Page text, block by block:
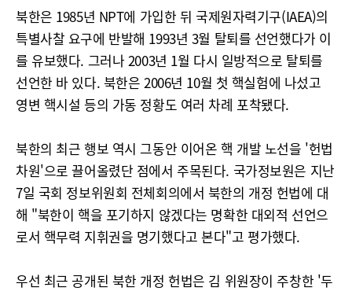
북한은 1985년 NPT에 가입한 뒤 국제원자력기구(IAEA)의
특별사찰 요구에 반발해 1993년 3월 탈퇴를 선언했다가 이
를 유보했다. 그러나 2003년 1월 다시 일방적으로 탈퇴를
선언한 바 있다. 북한은 2006년 10월 첫 핵실험에 나섰고
영변 핵시설 등의 가동 정황도 여러 차례 포착됐다.
북한의 최근 행보 역시 그동안 이어온 핵 개발 노선을 '헌법
차원'으로 끌어올렸단 점에서 주목된다. 국가정보원은 지난
7일 국회 정보위원회 전체회의에서 북한의 개정 헌법에 대
해 "북한이 핵을 포기하지 않겠다는 명확한 대외적 선언으
로서 핵무력 지휘권을 명기했다고 본다"고 평가했다.
우선 최근 공개된 북한 개정 헌법은 김 위원장이 주창한 '두